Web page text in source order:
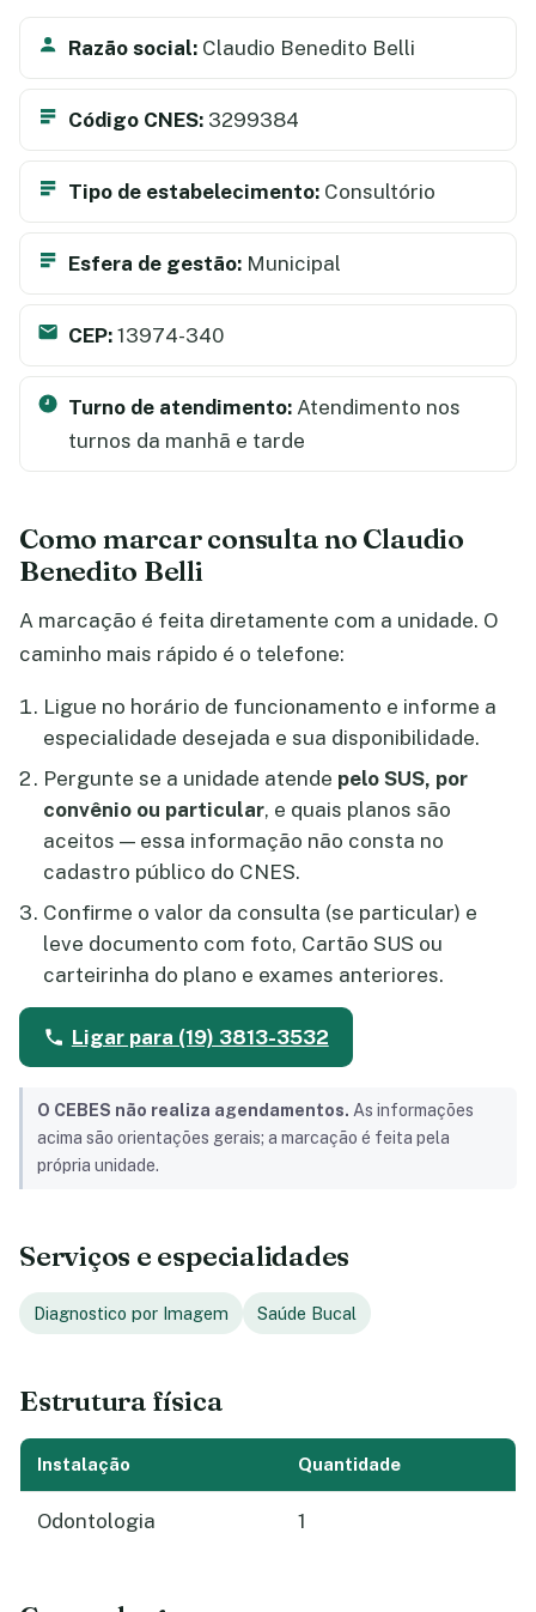
Razão social: Claudio Benedito Belli
Código CNES: 3299384
Tipo de estabelecimento: Consultório
Esfera de gestão: Municipal
CEP: 13974-340
Turno de atendimento: Atendimento nos
turnos da manhã e tarde
Como marcar consulta no Claudio
Benedito Belli
A marcação é feita diretamente com a unidade. O
caminho mais rápido é o telefone:
Ligue no horário de funcionamento e informe a
especialidade desejada e sua disponibilidade.
Pergunte se a unidade atende pelo SUS, por
convênio ou particular, e quais planos são
aceitos — essa informação não consta no
cadastro público do CNES.
Confirme o valor da consulta (se particular) e
leve documento com foto, Cartão SUS ou
carteirinha do plano e exames anteriores.
Ligar para (19) 3813-3532
O CEBES não realiza agendamentos. As informações
acima são orientações gerais; a marcação é feita pela
própria unidade.
Serviços e especialidades
Diagnostico por Imagem Saúde Bucal
Estrutura física
Instalação Quantidade
Odontologia 1